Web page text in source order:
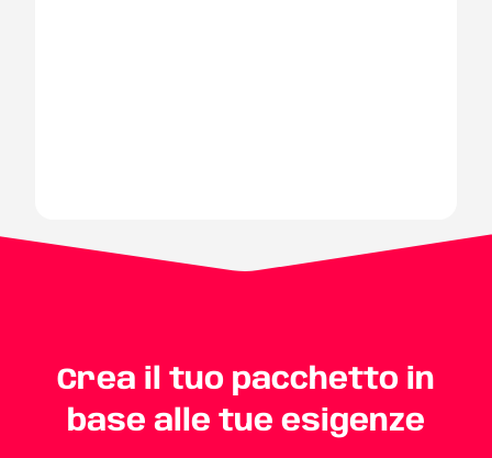
Crea il tuo pacchetto in
base alle tue esigenze